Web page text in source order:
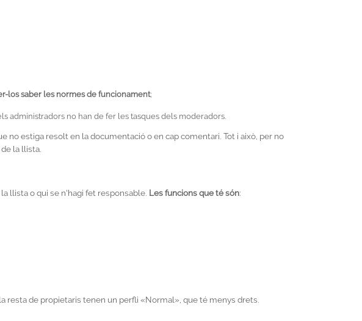
los saber les normes de funcionament;
administradors no han de fer les tasques dels moderadors.
no estiga resolt en la documentació o en cap comentari. Tot i això, per no
la llista.
llista o qui se n'hagi fet responsable. Les funcions que té són:
resta de propietaris tenen un perfli «Normal», que té menys drets.